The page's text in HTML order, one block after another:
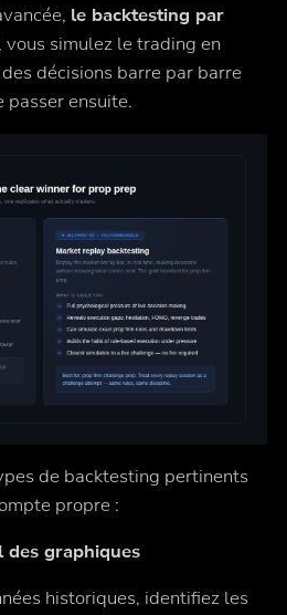
le backtesting par
vous simulez le trading en
décisions barre par barre
passer ensuite.
de backtesting pertinents
propre :
des graphiques
historiques, identifiez les